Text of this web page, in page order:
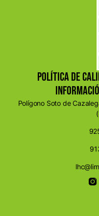
POLÍTICA DE
Polígono Soto de